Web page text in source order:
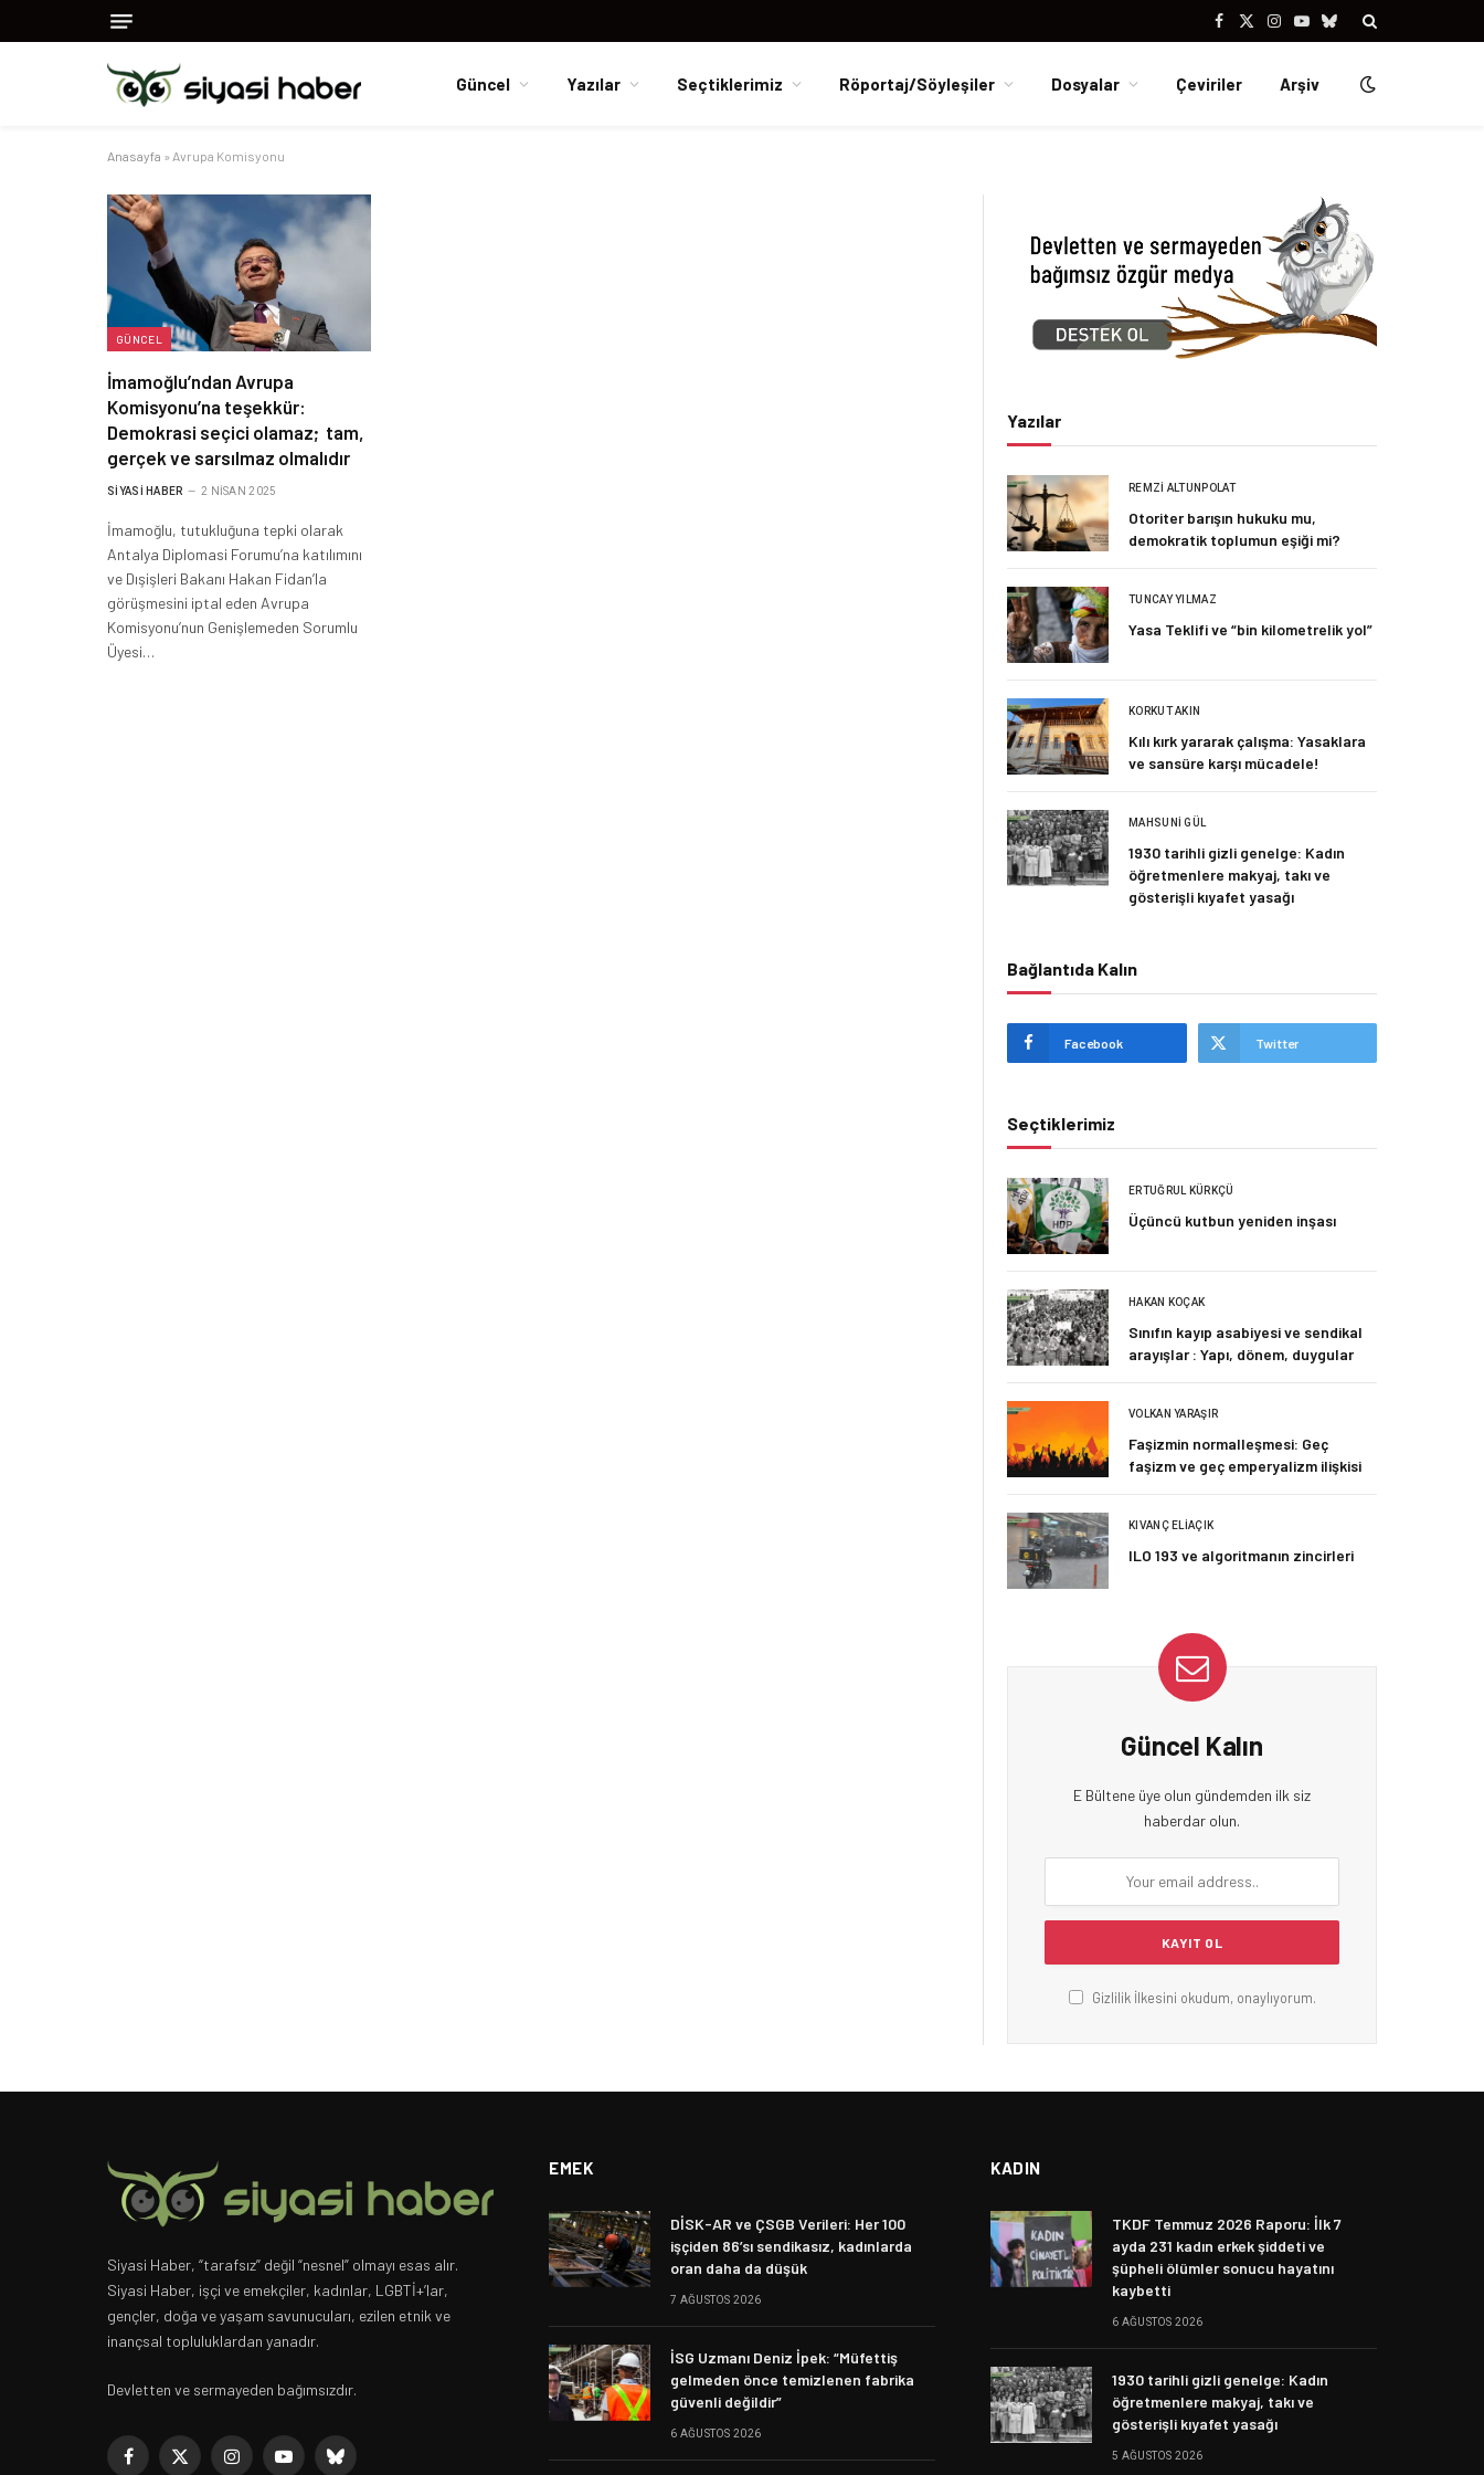
Facebook
X
Instagram
YouTubeBluesky
Güncel Yazılar Seçtiklerimiz Röportaj/Söyleşiler Dosyalar Çeviriler Arşiv
Anasayfa » Avrupa Komisyonu
GÜNCEL
İmamoğlu’ndan Avrupa
Komisyonu’na teşekkür:
Demokrasi seçici olamaz; tam,
gerçek ve sarsılmaz olmalıdır
SIYASI HABER 2 NISAN 2025
İmamoğlu, tutukluğuna tepki olarak
Antalya Diplomasi Forumu’na katılımını
ve Dışişleri Bakanı Hakan Fidan’la
görüşmesini iptal eden Avrupa
Komisyonu’nun Genişlemeden Sorumlu
Üyesi…
Yazılar
REMZI ALTUNPOLAT
Otoriter barışın hukuku mu,
demokratik toplumun eşiği mi?
TUNCAY YILMAZ
Yasa Teklifi ve “bin kilometrelik yol”
KORKUT AKIN
Kılı kırk yararak çalışma: Yasaklara
ve sansüre karşı mücadele!
MAHSUNI GÜL
1930 tarihli gizli genelge: Kadın
öğretmenlere makyaj, takı ve
gösterişli kıyafet yasağı
Bağlantıda Kalın
Facebook Twitter
Seçtiklerimiz
ERTUĞRUL KÜRKÇÜ
Üçüncü kutbun yeniden inşası
HAKAN KOÇAK
Sınıfın kayıp asabiyesi ve sendikal
arayışlar : Yapı, dönem, duygular
VOLKAN YARAŞIR
Faşizmin normalleşmesi: Geç
faşizm ve geç emperyalizm ilişkisi
KIVANÇ ELIAÇIK
ILO 193 ve algoritmanın zincirleri
Güncel Kalın
E Bültene üye olun gündemden ilk siz
haberdar olun.
Gizlilik İlkesini okudum, onaylıyorum.
Siyasi Haber, “tarafsız” değil “nesnel” olmayı esas alır.
Siyasi Haber, işçi ve emekçiler, kadınlar, LGBTİ+’lar,
gençler, doğa ve yaşam savunucuları, ezilen etnik ve
inançsal topluluklardan yanadır.
Devletten ve sermayeden bağımsızdır.
Facebook
X InstagramYouTubeBluesky
EMEK
DİSK-AR ve ÇSGB Verileri: Her 100
işçiden 86’sı sendikasız, kadınlarda
oran daha da düşük
7 AĞUSTOS 2026
İSG Uzmanı Deniz İpek: “Müfettiş
gelmeden önce temizlenen fabrika
güvenli değildir”
6 AĞUSTOS 2026
KADIN
TKDF Temmuz 2026 Raporu: İlk 7
ayda 231 kadın erkek şiddeti ve
şüpheli ölümler sonucu hayatını
kaybetti
6 AĞUSTOS 2026
1930 tarihli gizli genelge: Kadın
öğretmenlere makyaj, takı ve
gösterişli kıyafet yasağı
5 AĞUSTOS 2026